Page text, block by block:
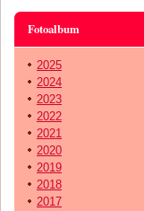
Fotoalbum
2025
2024
2023
2022
2021
2020
2019
2018
2017